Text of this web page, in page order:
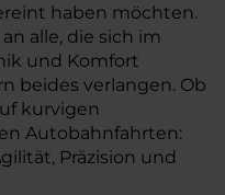
haben möchten.
alle, die sich im
und Komfort
beides verlangen. Ob
kurvigen
Autobahnfahrten:
Präzision und